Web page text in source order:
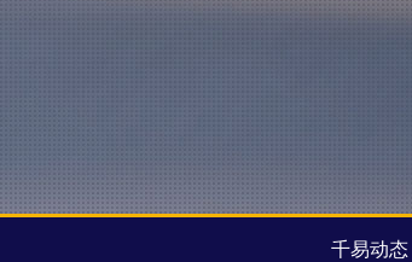
千易动态